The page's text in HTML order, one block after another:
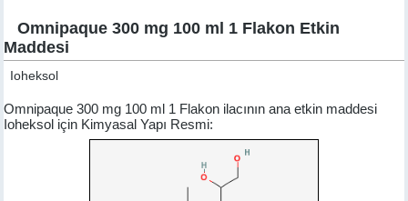
Omnipaque 300 mg 100 ml 1 Flakon Etkin
Maddesi
Ioheksol
Omnipaque 300 mg 100 ml 1 Flakon ilacının ana etkin maddesi
Ioheksol için Kimyasal Yapı Resmi: